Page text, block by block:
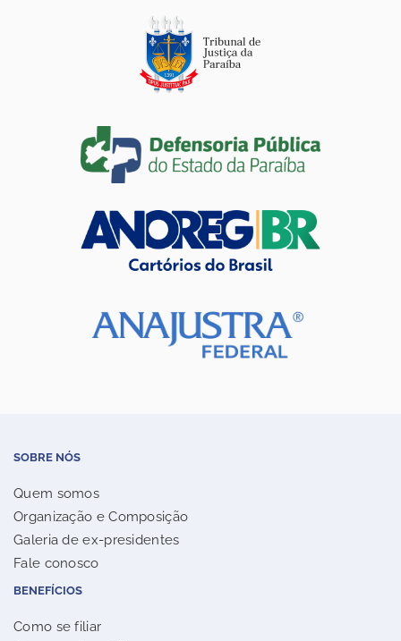
SOBRE NÓS
Quem somos
Organização e Composição
Galeria de ex-presidentes
Fale conosco
BENEFÍCIOS
Como se filiar